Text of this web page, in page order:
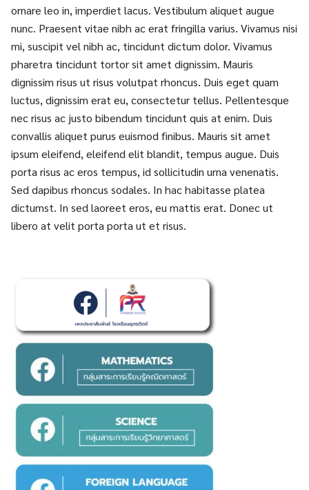
ornare leo in, imperdiet lacus. Vestibulum aliquet augue
nunc. Praesent vitae nibh ac erat fringilla varius. Vivamus nisi
mi, suscipit vel nibh ac, tincidunt dictum dolor. Vivamus
pharetra tincidunt tortor sit amet dignissim. Mauris
dignissim risus ut risus volutpat rhoncus. Duis eget quam
luctus, dignissim erat eu, consectetur tellus. Pellentesque
nec risus ac justo bibendum tincidunt quis at enim. Duis
convallis aliquet purus euismod finibus. Mauris sit amet
ipsum eleifend, eleifend elit blandit, tempus augue. Duis
porta risus ac eros tempus, id sollicitudin urna venenatis.
Sed dapibus rhoncus sodales. In hac habitasse platea
dictumst. In sed laoreet eros, eu mattis erat. Donec ut
libero at velit porta porta ut et risus.